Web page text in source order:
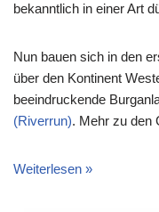
bekanntlich in einer Art
Nun bauen sich in den
über den Kontinent
beeindruckende
(Riverrun). Mehr zu den
Weiterlesen »